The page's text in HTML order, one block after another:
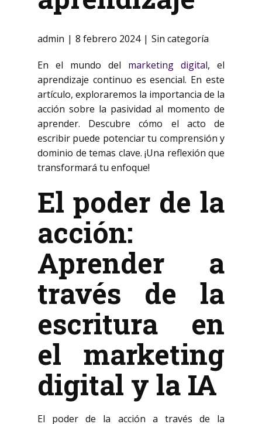
admin 8 febrero 2024 Sin categoría
En el mundo del marketing digital, el
aprendizaje continuo es esencial. En este
artículo, exploraremos la importancia de la
acción sobre la pasividad al momento de
aprender. Descubre cómo el acto de
escribir puede potenciar tu comprensión y
dominio de temas clave. ¡Una reflexión que
transformará tu enfoque!
El poder de la
acción:
Aprender a
través de la
escritura en
el marketing
digital y la IA
El poder de la acción a través de la